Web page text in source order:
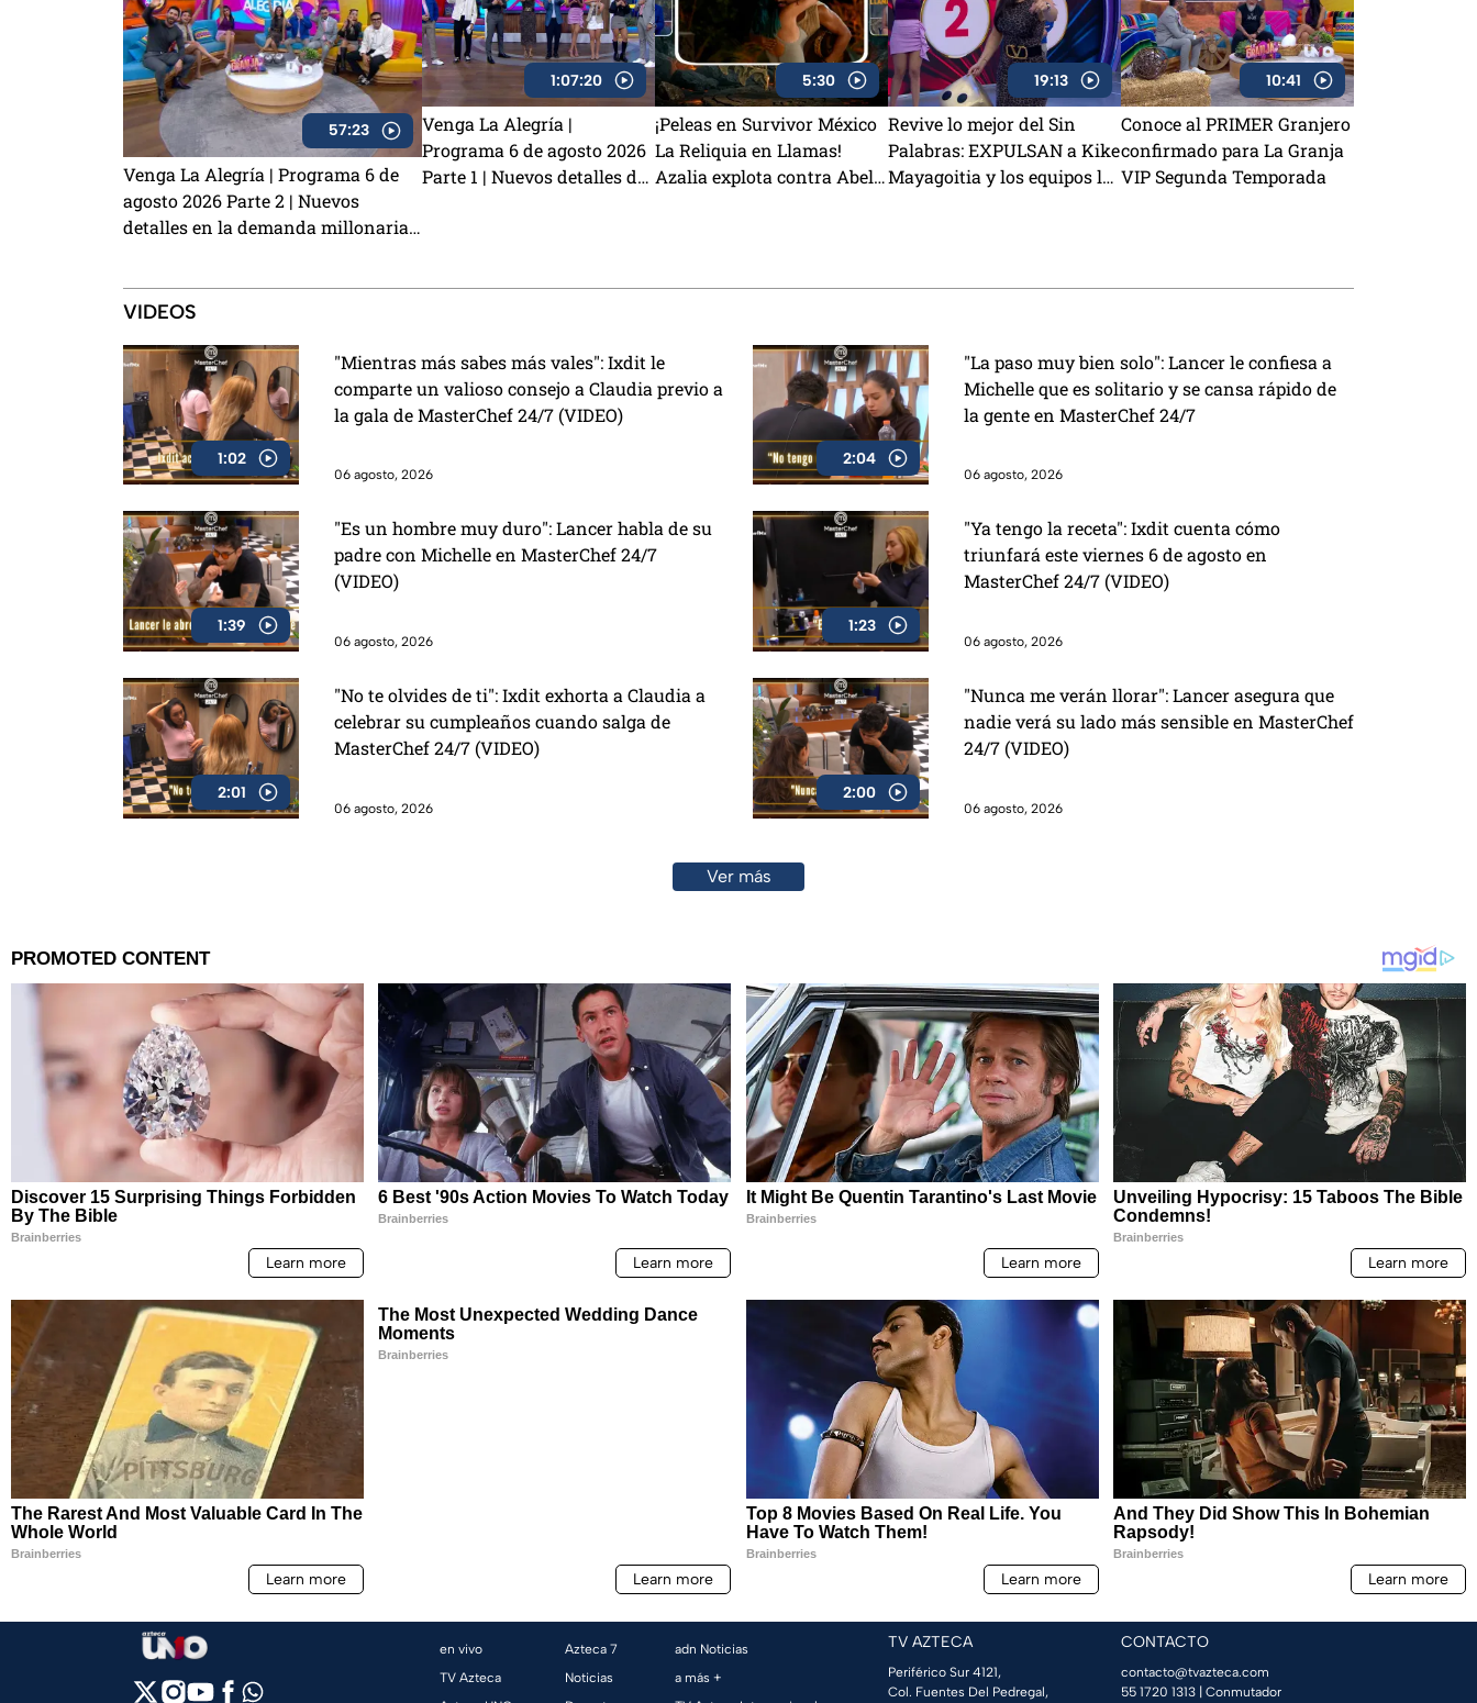
57:23
Venga La Alegría | Programa 6 de
agosto 2026 Parte 2 | Nuevos
detalles en la demanda millonaria
confirmado para La Granja VIP 2
1:07:20
Venga La Alegría |
Programa 6 de agosto 2026
Parte 1 | Nuevos detalles del
5:30
¡Peleas en Survivor México
La Reliquia en Llamas!
Azalia explota contra Abel y
19:13
Revive lo mejor del Sin
Palabras: EXPULSAN a Kike
Mayagoitia y los equipos lo
10:41
Conoce al PRIMER Granjero
confirmado para La Granja
VIP Segunda Temporada
VIDEOS
1:02
"Mientras más sabes más vales": Ixdit le
comparte un valioso consejo a Claudia previo a
la gala de MasterChef 24/7 (VIDEO)
06 agosto, 2026
2:04
"La paso muy bien solo": Lancer le confiesa a
Michelle que es solitario y se cansa rápido de
la gente en MasterChef 24/7
06 agosto, 2026
1:39
"Es un hombre muy duro": Lancer habla de su
padre con Michelle en MasterChef 24/7
(VIDEO)
06 agosto, 2026
1:23
"Ya tengo la receta": Ixdit cuenta cómo
triunfará este viernes 6 de agosto en
MasterChef 24/7 (VIDEO)
06 agosto, 2026
2:01
"No te olvides de ti": Ixdit exhorta a Claudia a
celebrar su cumpleaños cuando salga de
MasterChef 24/7 (VIDEO)
06 agosto, 2026
2:00
"Nunca me verán llorar": Lancer asegura que
nadie verá su lado más sensible en MasterChef
24/7 (VIDEO)
06 agosto, 2026
Ver más
en vivo
TV Azteca
Azteca 7
Noticias
adn Noticias
a más +
TV AZTECA
Periférico Sur 4121,
Col. Fuentes Del Pedregal,
CONTACTO
contacto@tvazteca.com
55 1720 1313 | Conmutador